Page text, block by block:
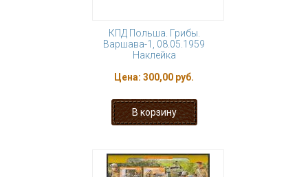
КПД Польша. Грибы.
Варшава-1, 08.05.1959
Наклейка
Цена: 300,00 руб.